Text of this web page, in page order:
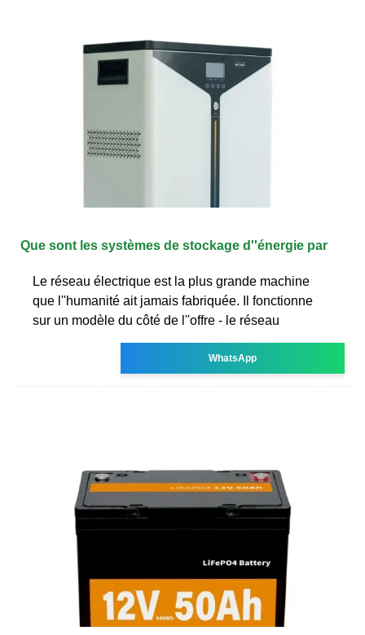
Que sont les systèmes de stockage d''énergie par
Le réseau électrique est la plus grande machine
que l''humanité ait jamais fabriquée. Il fonctionne
sur un modèle du côté de l''offre - le réseau
WhatsApp